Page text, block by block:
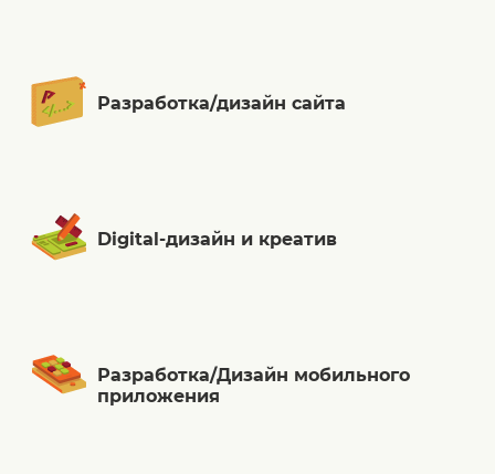
Разработка/дизайн сайта
Digital-дизайн и креатив
Разработка/Дизайн мобильного
приложения